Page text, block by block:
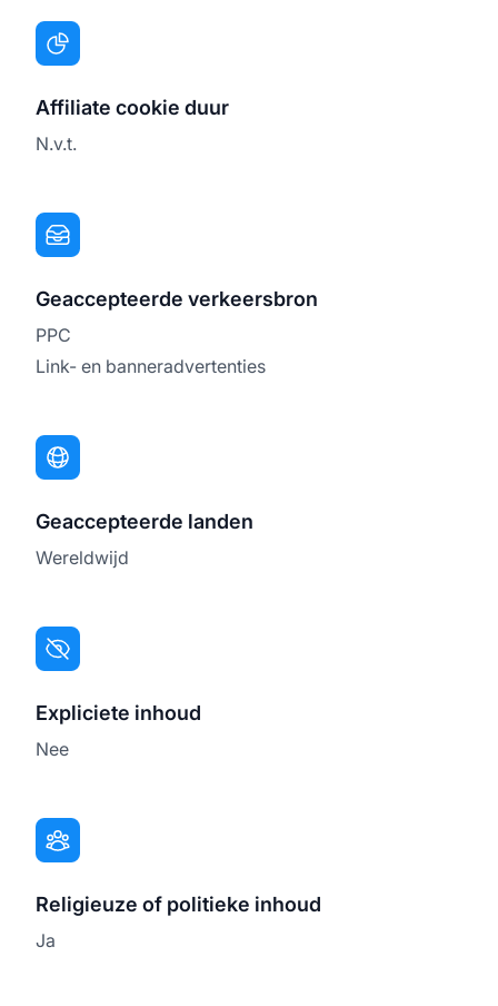
Affiliate cookie duur
N.v.t.
Geaccepteerde verkeersbron
PPC
Link- en banneradvertenties
Geaccepteerde landen
Wereldwijd
Expliciete inhoud
Nee
Religieuze of politieke inhoud
Ja